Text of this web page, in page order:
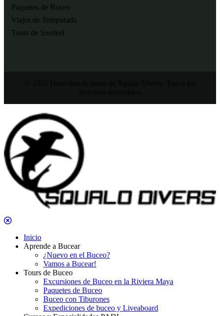
Paquetes de Buceo
Viajes de Temporada
Tours de Snorkel
Inicio
Aprende a Bucear
¿Nuevo en el Buceo?
Vamos a Bucear!
Tours de Buceo
Excursiones de Buceo en la Riviera Maya
Paquetes de Buceo
Buceo con Tiburones
Expediciones de buceo y Liveaboard